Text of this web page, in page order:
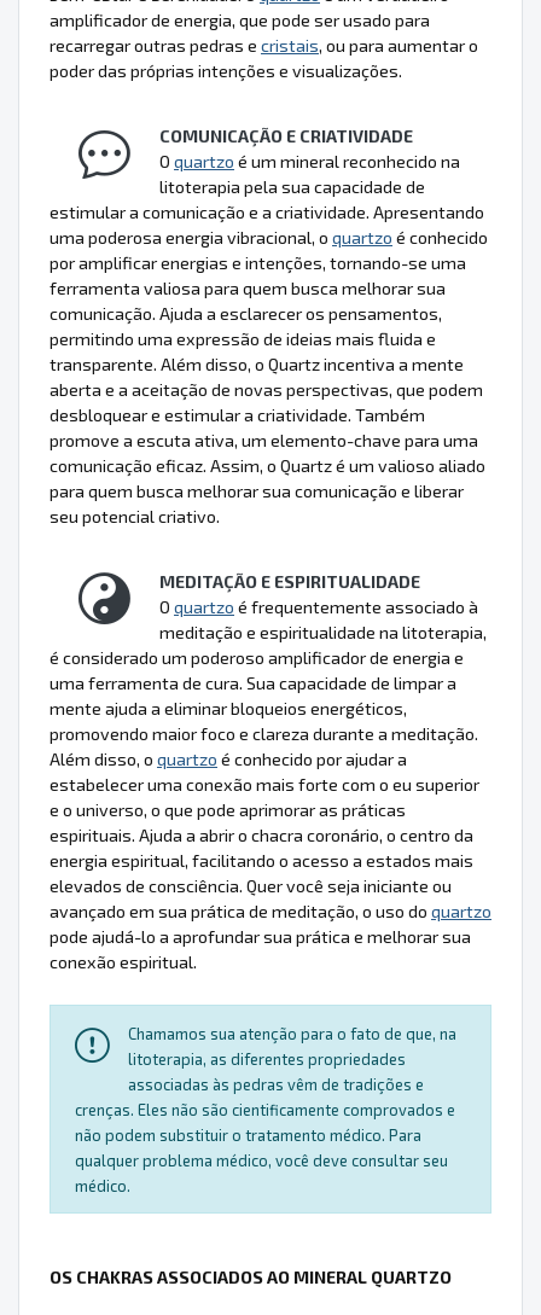
amplificador de energia, que pode ser usado para
recarregar outras pedras e cristais, ou para aumentar o
poder das próprias intenções e visualizações.
COMUNICAÇÃO E CRIATIVIDADE
O quartzo é um mineral reconhecido na
litoterapia pela sua capacidade de
estimular a comunicação e a criatividade. Apresentando
uma poderosa energia vibracional, o quartzo é conhecido
por amplificar energias e intenções, tornando-se uma
ferramenta valiosa para quem busca melhorar sua
comunicação. Ajuda a esclarecer os pensamentos,
permitindo uma expressão de ideias mais fluida e
transparente. Além disso, o Quartz incentiva a mente
aberta e a aceitação de novas perspectivas, que podem
desbloquear e estimular a criatividade. Também
promove a escuta ativa, um elemento-chave para uma
comunicação eficaz. Assim, o Quartz é um valioso aliado
para quem busca melhorar sua comunicação e liberar
seu potencial criativo.
MEDITAÇÃO E ESPIRITUALIDADE
O quartzo é frequentemente associado à
meditação e espiritualidade na litoterapia,
é considerado um poderoso amplificador de energia e
uma ferramenta de cura. Sua capacidade de limpar a
mente ajuda a eliminar bloqueios energéticos,
promovendo maior foco e clareza durante a meditação.
Além disso, o quartzo é conhecido por ajudar a
estabelecer uma conexão mais forte com o eu superior
e o universo, o que pode aprimorar as práticas
espirituais. Ajuda a abrir o chacra coronário, o centro da
energia espiritual, facilitando o acesso a estados mais
elevados de consciência. Quer você seja iniciante ou
avançado em sua prática de meditação, o uso do quartzo
pode ajudá-lo a aprofundar sua prática e melhorar sua
conexão espiritual.
Chamamos sua atenção para o fato de que, na
litoterapia, as diferentes propriedades
associadas às pedras vêm de tradições e
crenças. Eles não são cientificamente comprovados e
não podem substituir o tratamento médico. Para
qualquer problema médico, você deve consultar seu
médico.
OS CHAKRAS ASSOCIADOS AO MINERAL QUARTZO